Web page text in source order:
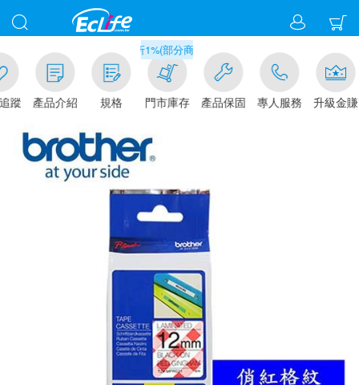
蹤 產品介紹 規格
滿千元門市取貨現折1%(部分商品不適用)-請點我看
門市庫存 產品保固 專人服務 升級金賺